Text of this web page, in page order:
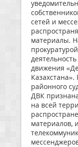
сетей и
материалы.
движения
районного
ДВК
на всей
материалов,